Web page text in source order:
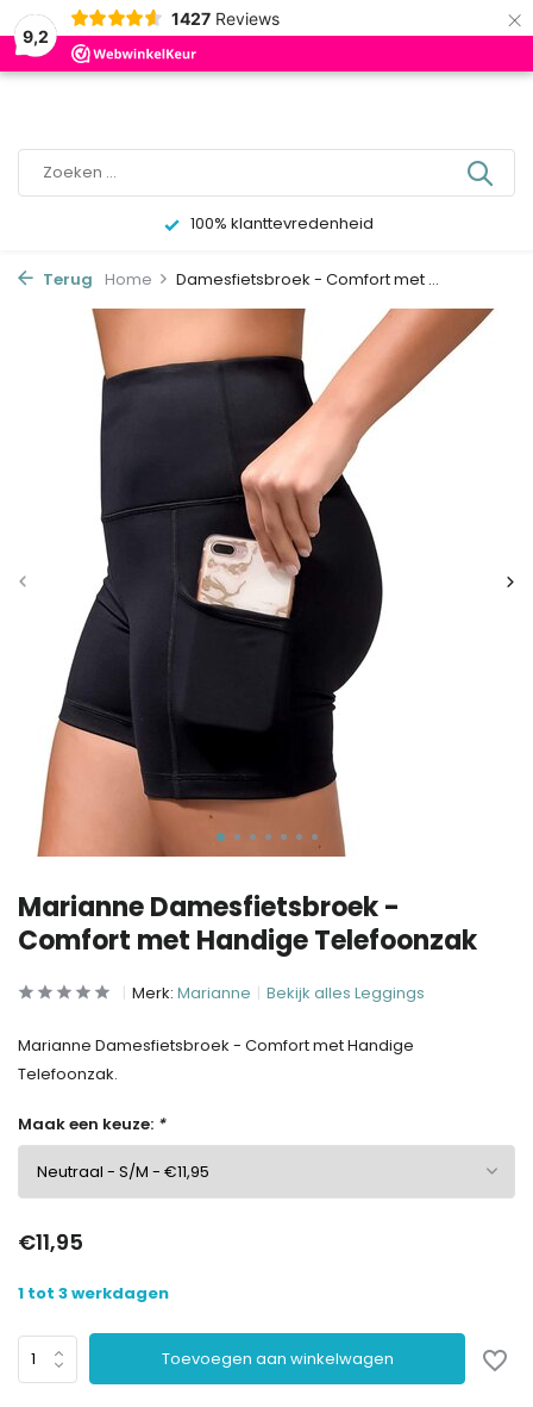
9,2
1427 Reviews ×
0
100% klanttevredenheid
Terug Home Damesfietsbroek - Comfort met ...
Marianne Damesfietsbroek -
Comfort met Handige Telefoonzak
Merk: Marianne Bekijk alles Leggings
Marianne Damesfietsbroek - Comfort met Handige
Telefoonzak.
Maak een keuze: *
€11,95
1 tot 3 werkdagen
Toevoegen aan winkelwagen